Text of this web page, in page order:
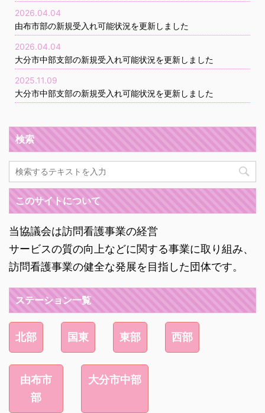
2026.04.04
由布市部の新規受入れ可能状況を更新しました
2026.04.04
大分市中部支部の新規受入れ可能状況を更新しました
2025.11.09
大分市中部支部の新規受入れ可能状況を更新しました
検索
このサイトについて
当協議会は訪問看護事業の経営
サービスの質の向上などに関する事業に取り組み、
訪問看護事業の健全な発展を目指した団体です。
ステーション一覧
北部 国東 東部 西部
由布市
部
大分市中部